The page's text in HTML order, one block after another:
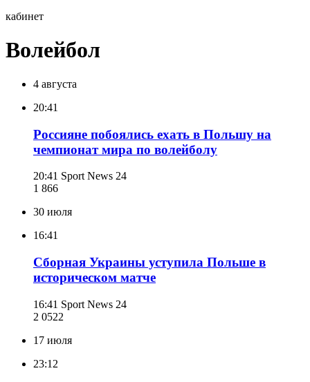
кабинет
Волейбол
4 августа
20:41
Россияне побоялись ехать в Польшу на
чемпионат мира по волейболу
20:41 Sport News 24
1 866
30 июля
16:41
Сборная Украины уступила Польше в
историческом матче
16:41 Sport News 24
2 0522
17 июля
23:12